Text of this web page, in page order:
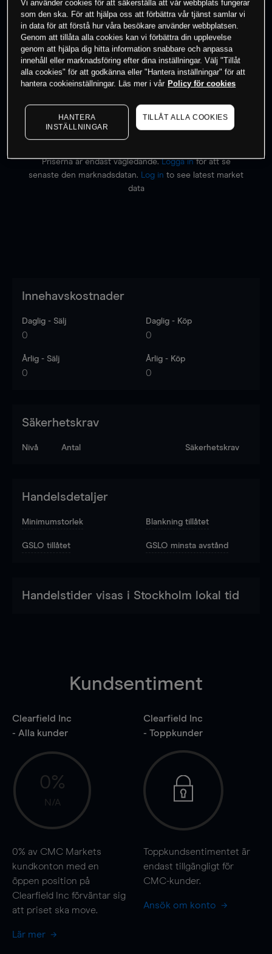
0% av kunderna har en position i detta
instrument
Börja handla
Priserna är endast vägledande.Logga inför att se
senaste den marknadsdatan.
Log in to see latest market
data
Innehavskostnader
Daglig - Sälj
0
Daglig - Köp
0
Årlig - Sälj
0
Årlig - Köp
0
Säkerhetskrav
Nivå Antal Säkerhetskrav
Handelsdetaljer
Minimumstorlek Blankning tillåtet
GSLO tillåtet GSLO minsta avstånd
Handelstider visas i Stockholm lokal tid
Kundsentiment
Clearfield Inc
- Alla kunder
0%
N/A
0% av CMC Markets
kundkonton med en
öppen position på
Clearfield Inc förväntar sig
att priset ska move.
Lär mer
Clearfield Inc
- Toppkunder
Toppkundsentimentet är
endast tillgängligt för
CMC-kunder.
Ansök om konto
Vi använder cookies för att säkerställa att vår webbplats fungerar
som den ska. För att hjälpa oss att förbättra vår tjänst samlar vi
in data för att förstå hur våra besökare använder webbplatsen.
Genom att tillåta alla cookies kan vi förbättra din upplevelse
genom att hjälpa dig hitta information snabbare och anpassa
innehåll eller marknadsföring efter dina inställningar. Välj "Tillåt
alla cookies" för att godkänna eller "Hantera inställningar" för att
hantera cookieinställningar. Läs mer i vår Policy för cookies
HANTERA
INSTÄLLNINGAR
TILLÅT ALLA COOKIES